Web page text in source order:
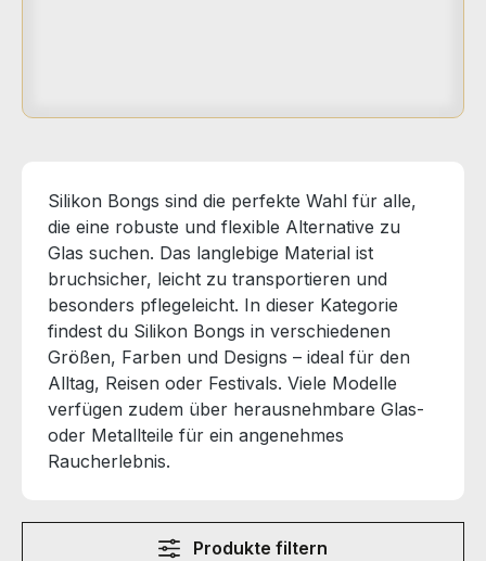
Silikon Bongs sind die perfekte Wahl für alle,
die eine robuste und flexible Alternative zu
Glas suchen. Das langlebige Material ist
bruchsicher, leicht zu transportieren und
besonders pflegeleicht. In dieser Kategorie
findest du Silikon Bongs in verschiedenen
Größen, Farben und Designs – ideal für den
Alltag, Reisen oder Festivals. Viele Modelle
verfügen zudem über herausnehmbare Glas-
oder Metallteile für ein angenehmes
Raucherlebnis.
Produkte filtern